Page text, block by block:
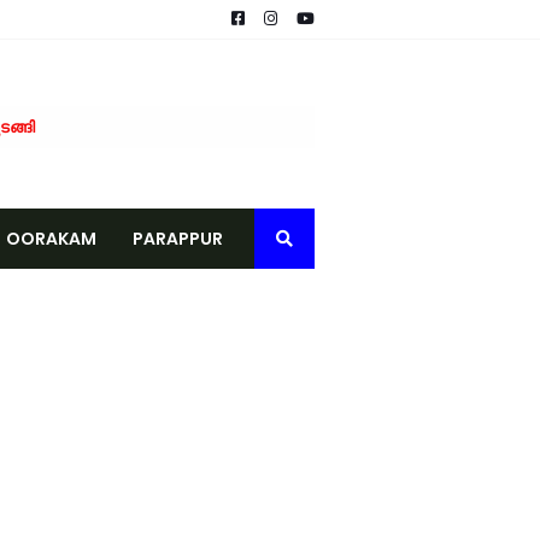
അച്ഛനമ്പലം നിര്യാതനായി
നീളുന്നു
OORAKAM PARAPPUR